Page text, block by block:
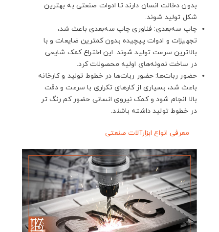
بدون دخالت انسان دارند تا ادوات صنعتی به بهترین
شکل تولید شوند.
چاپ سه‌بعدی: فناوری چاپ سه‌بعدی باعث شد،
تجهیزات و ادوات پیچیده بدون کمترین ضایعات و با
بالاترین سرعت تولید شوند. این اختراع کمک شایعی
در ساخت نمونه‌های اولیه محصولات کرد.
حضور ربات‌ها: حضور ربات‌ها در خطوط تولید و کارخانه
باعث شد، بسیاری از کارهای تکراری با سرعت و دقت
بالا انجام شود و کمک نیروی انسانی حضور کم رنگ تر
در خطوط تولید داشته باشند.
معرفی انواع ابزارآلات صنعتی